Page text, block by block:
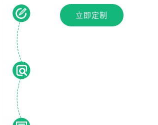
立即定制